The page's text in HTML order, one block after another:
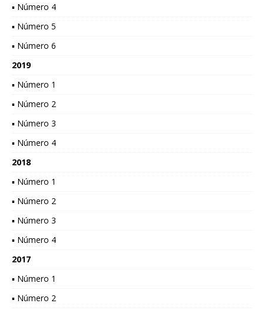
▪ Número 4
▪ Número 5
▪ Número 6
2019
▪ Número 1
▪ Número 2
▪ Número 3
▪ Número 4
2018
▪ Número 1
▪ Número 2
▪ Número 3
▪ Número 4
2017
▪ Número 1
▪ Número 2